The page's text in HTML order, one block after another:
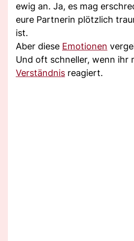
ewig an. Ja, es mag
eure Partnerin plötzlich
ist.
Aber diese Emotionen
Und oft schneller, wenn ihr
Verständnis reagiert.